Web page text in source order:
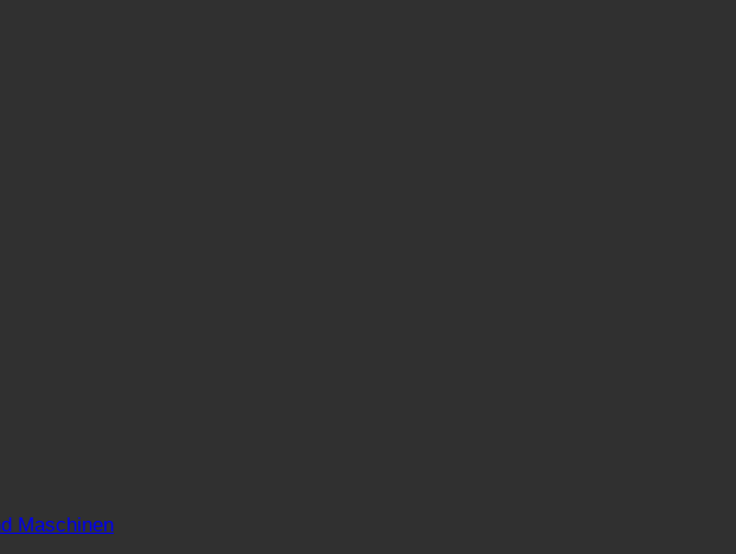
Maschinen